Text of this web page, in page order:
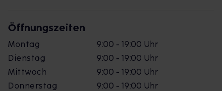
Öffnungszeiten
Montag
9:00 - 19:00 Uhr
Dienstag
9:00 - 19:00 Uhr
Mittwoch
9:00 - 19:00 Uhr
Donnerstag
9:00 - 19:00 Uhr